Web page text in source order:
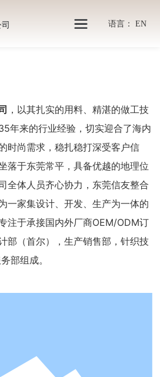
语言： EN
，以其扎实的用料、精湛的做工技
年来的行业经验，切实迎合了海内
时尚需求，稳扎稳打深受客户信
落于东莞常平，具备优越的地理位
全体人员齐心协力，东莞信友整合
一家集设计、开发、生产为一体的
注于承接国内外厂商OEM/ODM订
部（首尔），生产销售部，针织技
部组成。